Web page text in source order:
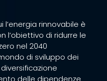
l’energia rinnovabile è
l’obiettivo di ridurre le
nel 2040
di sviluppo dei
delle dipendenze